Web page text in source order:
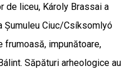
de liceu, Károly Brassai a
Șumuleu Ciuc/Csíksomlyó
impunătoare,
Săpături arheologice au